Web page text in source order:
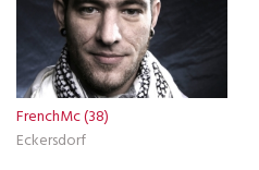
FrenchMc (38)
Eckersdorf